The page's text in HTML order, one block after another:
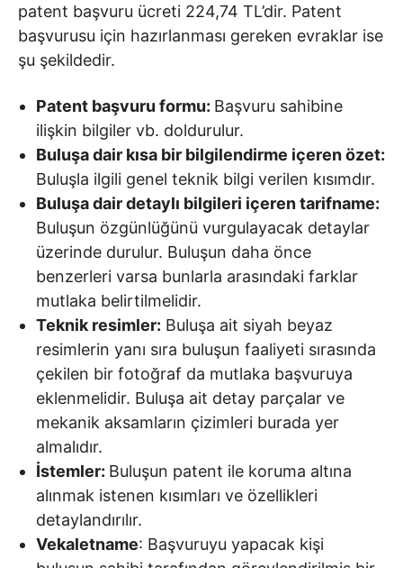
patent başvuru ücreti 224,74 TL’dir. Patent
başvurusu için hazırlanması gereken evraklar ise
şu şekildedir.
Patent başvuru formu: Başvuru sahibine
ilişkin bilgiler vb. doldurulur.
Buluşa dair kısa bir bilgilendirme içeren özet:
Buluşla ilgili genel teknik bilgi verilen kısımdır.
Buluşa dair detaylı bilgileri içeren tarifname:
Buluşun özgünlüğünü vurgulayacak detaylar
üzerinde durulur. Buluşun daha önce
benzerleri varsa bunlarla arasındaki farklar
mutlaka belirtilmelidir.
Teknik resimler: Buluşa ait siyah beyaz
resimlerin yanı sıra buluşun faaliyeti sırasında
çekilen bir fotoğraf da mutlaka başvuruya
eklenmelidir. Buluşa ait detay parçalar ve
mekanik aksamların çizimleri burada yer
almalıdır.
İstemler: Buluşun patent ile koruma altına
alınmak istenen kısımları ve özellikleri
detaylandırılır.
Vekaletname: Başvuruyu yapacak kişi